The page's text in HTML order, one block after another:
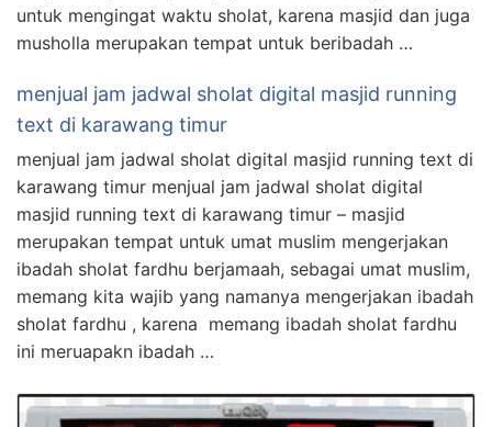
untuk mengingat waktu sholat, karena masjid dan juga
musholla merupakan tempat untuk beribadah …
menjual jam jadwal sholat digital masjid running
text di karawang timur
menjual jam jadwal sholat digital masjid running text di
karawang timur menjual jam jadwal sholat digital
masjid running text di karawang timur – masjid
merupakan tempat untuk umat muslim mengerjakan
ibadah sholat fardhu berjamaah, sebagai umat muslim,
memang kita wajib yang namanya mengerjakan ibadah
sholat fardhu , karena memang ibadah sholat fardhu
ini meruapakn ibadah …